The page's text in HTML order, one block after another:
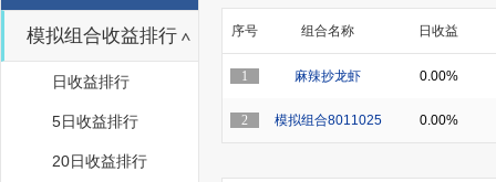
模拟组合收益排行
日收益排行
5日收益排行
20日收益排行
序号 组合名称 日收益
1 麻辣抄龙虾 0.00%
2 模拟组合8011025 0.00%